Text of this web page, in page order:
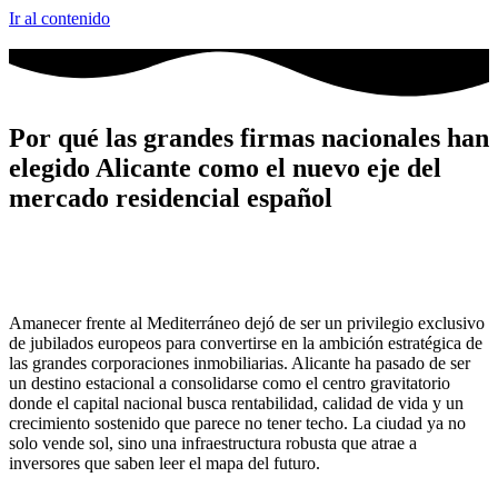
Ir al contenido
Por qué las grandes firmas nacionales han
elegido Alicante como el nuevo eje del
mercado residencial español
Amanecer frente al Mediterráneo dejó de ser un privilegio exclusivo
de jubilados europeos para convertirse en la ambición estratégica de
las grandes corporaciones inmobiliarias. Alicante ha pasado de ser
un destino estacional a consolidarse como el centro gravitatorio
donde el capital nacional busca rentabilidad, calidad de vida y un
crecimiento sostenido que parece no tener techo. La ciudad ya no
solo vende sol, sino una infraestructura robusta que atrae a
inversores que saben leer el mapa del futuro.